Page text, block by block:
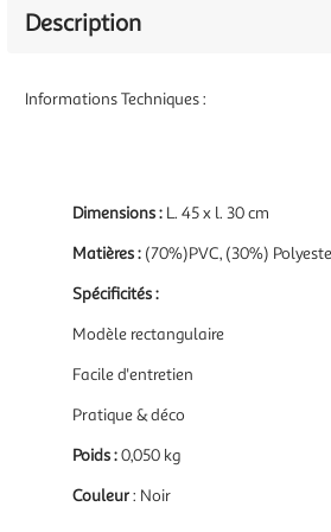
Description
Informations Techniques :
Dimensions : L. 45 x l. 30 cm
Matières : (70%)PVC, (30%)
Spécificités :
Modèle rectangulaire
Facile d'entretien
Pratique & déco
Poids :0,050 kg
Couleur: Noir